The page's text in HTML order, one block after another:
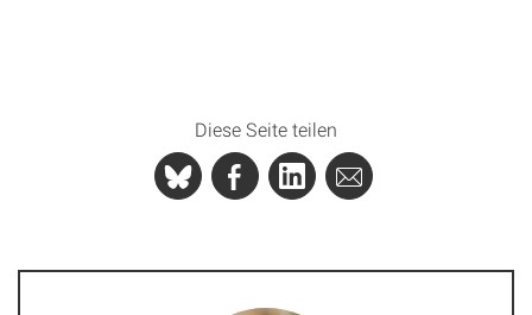
Diese Seite teilen